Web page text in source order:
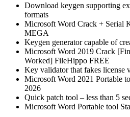
Download keygen supporting
formats
Microsoft Word Crack + Serial
MEGA
Keygen generator capable of
Microsoft Word 2019 Crack
Worked] FileHippo FREE
Key validator that fakes license
Microsoft Word 2021 Portable
2026
Quick patch tool – less than 5
Microsoft Word Portable tool